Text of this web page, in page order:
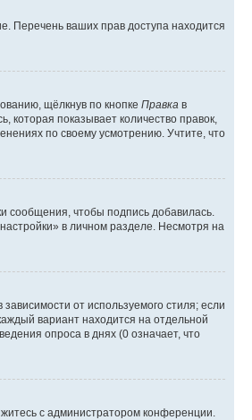
Перечень ваших прав доступа находится
щёлкнув по кнопке Правка в
которая показывает количество правок,
по своему усмотрению. Учтите, что
сообщения, чтобы подпись добавилась.
в личном разделе. Несмотря на
от используемого стиля; если
вариант находится на отдельной
опроса в днях (0 означает, что
с администратором конференции.